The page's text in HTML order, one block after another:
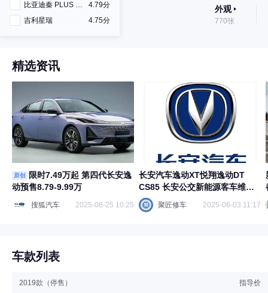
比亚迪秦 PLUS DM-i
4.79分
吉利星瑞
4.75分
外观
770张
精选资讯
原创
限时7.49万起 第四代长安逸
动预售8.79-9.99万
搜狐汽车 2025-08-25 10:25
长安汽车逸动XT悦翔逸动DT
CS85 长安公交新能源客车维修
手册电路图
聚匠修车 2025-06-03 11:17
车款列表
2019款（停售） 指导价